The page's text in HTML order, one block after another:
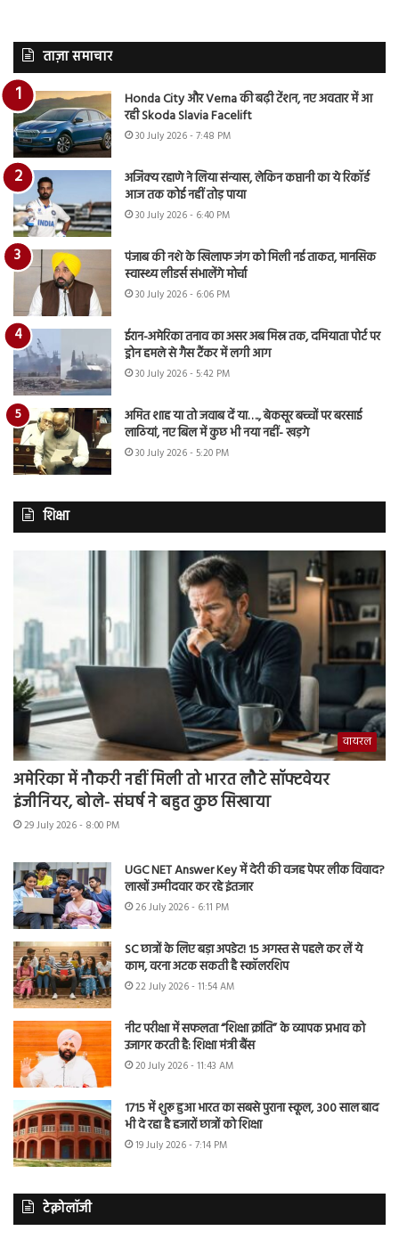
ताज़ा समाचार
Honda City और Verna की बढ़ी टेंशन, नए अवतार में आ
रही Skoda Slavia Facelift
30 July 2026 - 7:48 PM
अजिंक्य रहाणे ने लिया संन्यास, लेकिन कप्तानी का ये रिकॉर्ड
आज तक कोई नहीं तोड़ पाया
30 July 2026 - 6:40 PM
पंजाब की नशे के खिलाफ जंग को मिली नई ताकत, मानसिक
स्वास्थ्य लीडर्स संभालेंगे मोर्चा
30 July 2026 - 6:06 PM
ईरान-अमेरिका तनाव का असर अब मिस्र तक, दमियाता पोर्ट पर
ड्रोन हमले से गैस टैंकर में लगी आग
30 July 2026 - 5:42 PM
अमित शाह या तो जवाब दें या…., बेकसूर बच्चों पर बरसाई
लाठियां, नए बिल में कुछ भी नया नहीं- खड़गे
30 July 2026 - 5:20 PM
शिक्षा
वायरल
अमेरिका में नौकरी नहीं मिली तो भारत लौटे सॉफ्टवेयर
इंजीनियर, बोले- संघर्ष ने बहुत कुछ सिखाया
29 July 2026 - 8:00 PM
UGC NET Answer Key में देरी की वजह पेपर लीक विवाद?
लाखों उम्मीदवार कर रहे इंतजार
26 July 2026 - 6:11 PM
SC छात्रों के लिए बड़ा अपडेट! 15 अगस्त से पहले कर लें ये
काम, वरना अटक सकती है स्कॉलरशिप
22 July 2026 - 11:54 AM
नीट परीक्षा में सफलता “शिक्षा क्रांति” के व्यापक प्रभाव को
उजागर करती है: शिक्षा मंत्री बैंस
20 July 2026 - 11:43 AM
1715 में शुरू हुआ भारत का सबसे पुराना स्कूल, 300 साल बाद
भी दे रहा है हजारों छात्रों को शिक्षा
19 July 2026 - 7:14 PM
टेक्नोलॉजी